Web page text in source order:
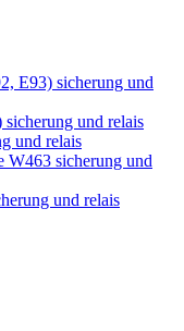
E93) sicherung und
und relais
und relais
W463 sicherung und
und relais